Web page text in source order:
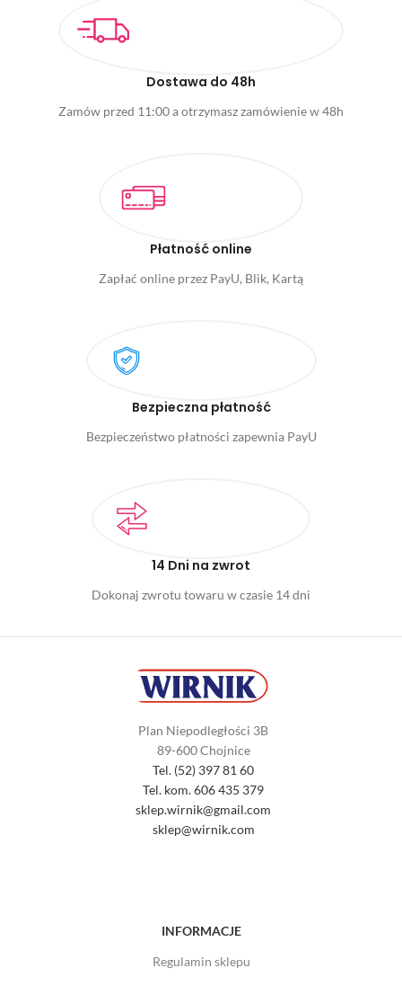
Dostawa do 48h
Zamów przed 11:00 a otrzymasz zamówienie w 48h
Płatność online
Zapłać online przez PayU, Blik, Kartą
Bezpieczna płatność
Bezpieczeństwo płatności zapewnia PayU
14 Dni na zwrot
Dokonaj zwrotu towaru w czasie 14 dni
Plan Niepodległości 3B
89-600 Chojnice
Tel. (52) 397 81 60
Tel. kom. 606 435 379
sklep.wirnik@gmail.com
sklep@wirnik.com
INFORMACJE
Regulamin sklepu